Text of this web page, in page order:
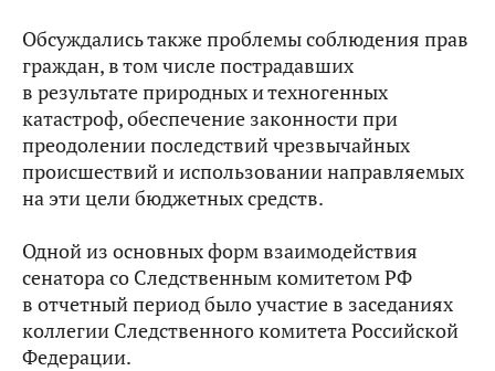
Обсуждались также проблемы соблюдения прав
граждан, в том числе пострадавших
в результате природных и техногенных
катастроф, обеспечение законности при
преодолении последствий чрезвычайных
происшествий и использовании направляемых
на эти цели бюджетных средств.
Одной из основных форм взаимодействия
сенатора со Следственным комитетом РФ
в отчетный период было участие в заседаниях
коллегии Следственного комитета Российской
Федерации.